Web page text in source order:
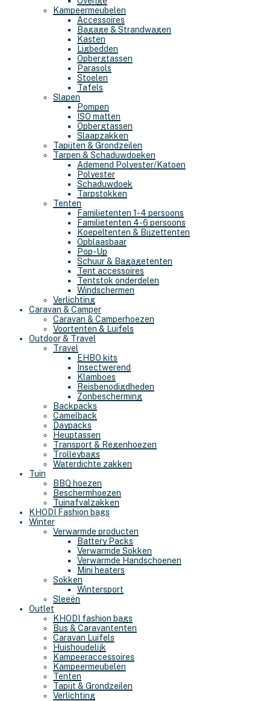
Kampeermeubelen
Accessoires
Bagage & Strandwagen
Kasten
Ligbedden
Opbergtassen
Parasols
Stoelen
Tafels
Slapen
Pompen
ISO matten
Opbergtassen
Slaapzakken
Tapijten & Grondzeilen
Tarpen & Schaduwdoeken
Ademend Polyester/Katoen
Polyester
Schaduwdoek
Tarpstokken
Tenten
Familietenten 1-4 persoons
Familietenten 4-6 persoons
Koepeltenten & Bijzettenten
Opblaasbaar
Pop-Up
Schuur & Bagagetenten
Tent accessoires
Tentstok onderdelen
Windschermen
Verlichting
Caravan & Camper
Caravan & Camperhoezen
Voortenten & Luifels
Outdoor & Travel
Travel
EHBO kits
Insectwerend
Klamboes
Reisbenodigdheden
Zonbescherming
Backpacks
Camelback
Daypacks
Heuptassen
Transport & Regenhoezen
Trolleybags
Waterdichte zakken
Tuin
BBQ hoezen
Beschermhoezen
Tuinafvalzakken
KHODI Fashion bags
Winter
Verwarmde producten
Battery Packs
Verwarmde Sokken
Verwarmde Handschoenen
Mini heaters
Sokken
Wintersport
Sleeën
Outlet
KHODI fashion bags
Bus & Caravantenten
Caravan Luifels
Huishoudelijk
Kampeeraccessoires
Kampeermeubelen
Tenten
Tapijt & Grondzeilen
Verlichting